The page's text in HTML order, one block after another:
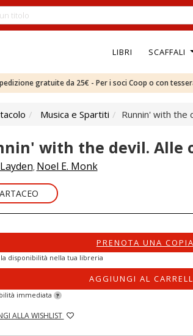
LIBRI SCAFFALI
gratuite da 25€ - Per i soci Coop o con
Musica e Spartiti Runnin' with the
with the devil. Alle
, Noel E. Monk
PRENOTA UNA COPIA
disponibilità nella tua libreria
AGGIUNGI AL
immediata ?
ALLA WISHLIST